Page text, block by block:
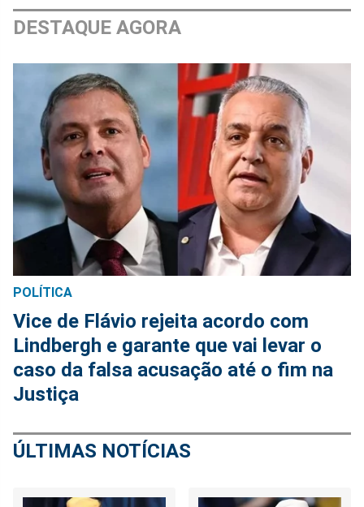
DESTAQUE AGORA
POLÍTICA
Vice de Flávio rejeita acordo com
Lindbergh e garante que vai levar o
caso da falsa acusação até o fim na
Justiça
ÚLTIMAS NOTÍCIAS